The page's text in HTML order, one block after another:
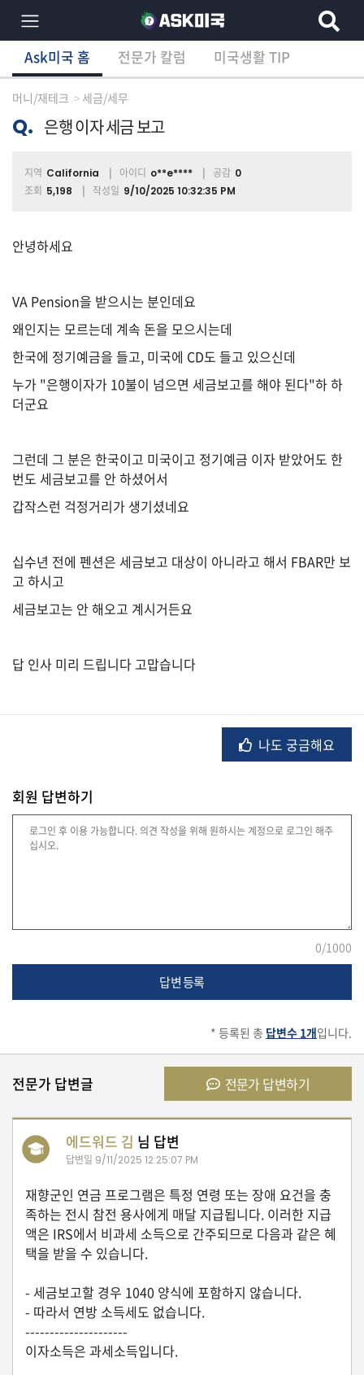
×
분
별
상
담
체
이
민/
비
자
주
산
재
교
육
미/
동
Ask미국 홈 전문가 칼럼 미국생활 TIP
Ask미국 홈 전문가 칼럼 미국생활 TIP
머니/재테크 세금/세무
Q. 은행 이자 세금 보고
지역 California 아이디 o**e**** 공감 0
조회 5,198 작성일 9/10/2025 10:32:35 PM
안녕하세요
VA Pension을 받으시는 분인데요
왜인지는 모르는데 계속 돈을 모으시는데
한국에 정기예금을 들고, 미국에 CD도 들고 있으신데
누가 "은행이자가 10불이 넘으면 세금보고를 해야 된다"하 하
더군요
그런데 그 분은 한국이고 미국이고 정기예금 이자 받았어도 한
번도 세금보고를 안 하셨어서
갑작스런 걱정거리가 생기셨네요
십수년 전에 펜션은 세금보고 대상이 아니라고 해서 FBAR만 보
고 하시고
세금보고는 안 해오고 계시거든요
답 인사 미리 드립니다 고맙습니다
나도 궁금해요
회원 답변하기
0/1000
답변 등록
* 등록된 총 답변수 1개입니다.
전문가 답변글 전문가 답변하기
에드워드 김 님 답변
답변일 9/11/2025 12:25:07 PM
재향군인 연금 프로그램은 특정 연령 또는 장애 요건을 충
족하는 전시 참전 용사에게 매달 지급됩니다. 이러한 지급
액은 IRS에서 비과세 소득으로 간주되므로 다음과 같은 혜
택을 받을 수 있습니다.
- 세금보고할 경우 1040 양식에 포함하지 않습니다.
- 따라서 연방 소득세도 없습니다.
---------------------
이자소득은 과세소득입니다.